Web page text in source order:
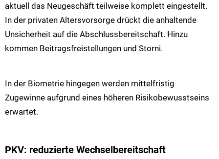
aktuell das Neugeschäft teilweise komplett eingestellt.
In der privaten Altersvorsorge drückt die anhaltende
Unsicherheit auf die Abschlussbereitschaft. Hinzu
kommen Beitragsfreistellungen und Storni.
In der Biometrie hingegen werden mittelfristig
Zugewinne aufgrund eines höheren Risikobewusstseins
erwartet.
PKV: reduzierte Wechselbereitschaft